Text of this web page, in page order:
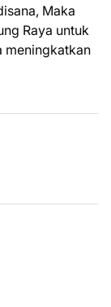
Maka
Raya untuk
meningkatkan